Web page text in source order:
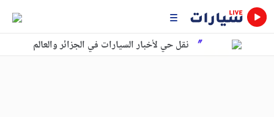
نقل حي لأخبار السيارات في الجزائر والعالم